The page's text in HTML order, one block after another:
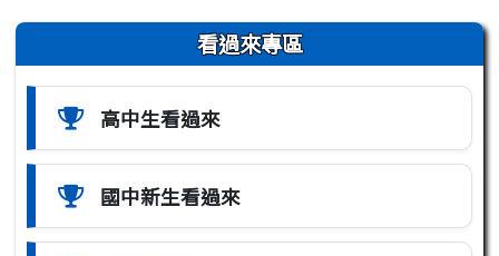
左邊區域內容 看過來專區
高中生看過來
國中新生看過來